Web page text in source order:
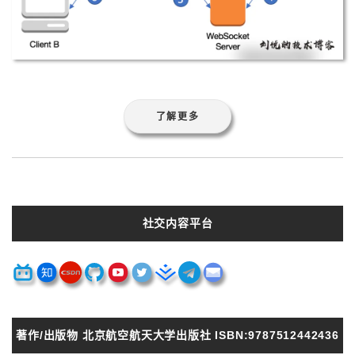
了解更多
社交内容平台
著作/出版物 北京航空航天大学出版社 ISBN:9787512442436